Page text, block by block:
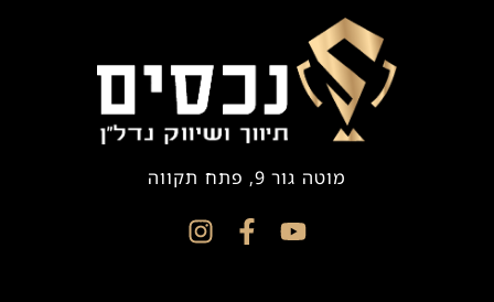
מוטה גור 9, פתח תקווה